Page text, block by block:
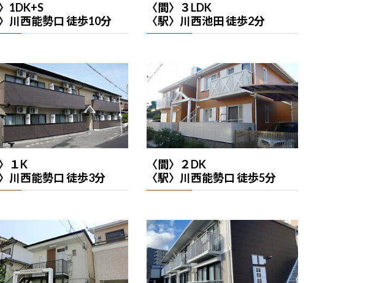
1DK+S
〉川西能勢口 徒歩10分
〈間〉３LDK
〈駅〉川西池田 徒歩2分
１K
〉川西能勢口 徒歩3分
〈間〉２DK
〈駅〉川西能勢口 徒歩5分